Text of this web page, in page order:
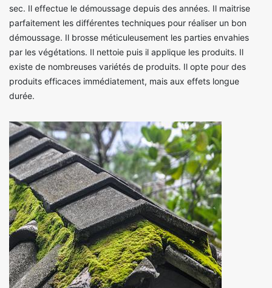
sec. Il effectue le démoussage depuis des années. Il maitrise
parfaitement les différentes techniques pour réaliser un bon
démoussage. Il brosse méticuleusement les parties envahies
par les végétations. Il nettoie puis il applique les produits. Il
existe de nombreuses variétés de produits. Il opte pour des
produits efficaces immédiatement, mais aux effets longue
durée.